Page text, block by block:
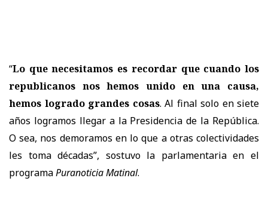
“Lo que necesitamos es recordar que cuando los
republicanos nos hemos unido en una causa,
hemos logrado grandes cosas. Al final solo en siete
años logramos llegar a la Presidencia de la República.
O sea, nos demoramos en lo que a otras colectividades
les toma décadas”, sostuvo la parlamentaria en el
programaPuranoticia Matinal.